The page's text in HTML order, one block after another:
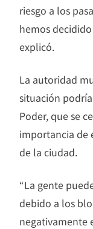
riesgo a los
hemos
explicó.
La autoridad
situación
Poder, que se
importancia de
de la ciudad.
“La gente
debido a los
negativamente